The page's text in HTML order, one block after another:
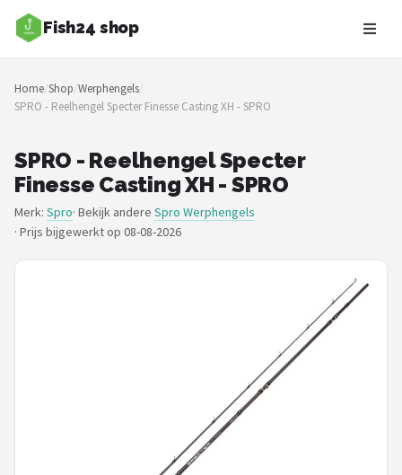
Fish24 shop
Zoeken
NAVIGATIE
Merken
Blog
Hengelsoorten
Home/Shop/Werphengels/
SPRO - Reelhengel Specter Finesse Casting XH - SPRO
SPRO - Reelhengel Specter
Finesse Casting XH - SPRO
Merk: Spro· Bekijk andere Spro Werphengels
· Prijs bijgewerkt op 08-08-2026